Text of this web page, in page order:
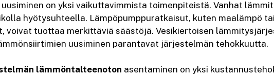
on yksi vaikuttavimmista toimenpiteistä. Vanhat
hyötysuhteella. Lämpöpumppuratkaisut, kuten maalämpö
voivat tuottaa merkittäviä säästöjä. Vesikiertoisen
uusiminen parantavat järjestelmän tehokkuutta.
lämmöntalteenoton asentaminen on yksi